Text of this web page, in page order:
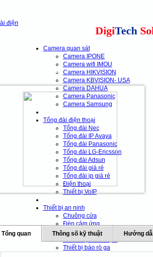
cns
our clients DigiTech
Camera quan sát
Camera IPONE
Camera wifi IMOU
Camera HIKVISION
Camera KBVISION- USA
Camera DAHUA
Camera Panasonic
Camera Samsung
Tổng đài điện thoại
Tổng đài Nec
Tổng đài IP Avaya
Tổng đài Panasonic
Tổng đài LG-Ericsson
Tổng đài Adsun
Tổng đài giá rẻ
Tổng đài ip giá rẻ
Điện thoại
Thiết bị VoIP
Thiết bị an ninh
Chuông cửa
Đèn cảm ứng
Đèn báo trộm
Báo cháy - Báo trộm
Thiết bị báo rò ga
TIẾT SẢN PHẨM
Tổng quan Thông số kỹ thuật Hướng